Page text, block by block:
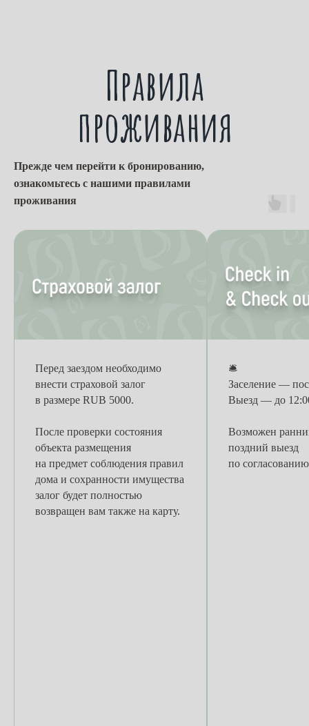
Правила
проживания
Прежде чем перейти к бронированию,
ознакомьтесь с нашими правилами
проживания
Перед заездом необходимо
внести страховой залог
в размере RUB 5000.
После проверки состояния
объекта размещения
на предмет соблюдения правил
дома и сохранности имущества
залог будет полностью
возвращен вам также на карту.
🛎
Заселение —
Выезд — до
Возможен
поздний выезд
по